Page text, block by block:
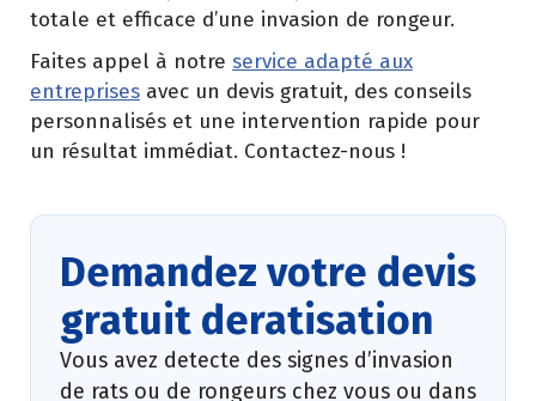
totale et efficace d’une invasion de rongeur.
Faites appel à notre service adapté aux
entreprises avec un devis gratuit, des conseils
personnalisés et une intervention rapide pour
un résultat immédiat. Contactez-nous !
Demandez votre devis
gratuit deratisation
Vous avez detecte des signes d’invasion
de rats ou de rongeurs chez vous ou dans